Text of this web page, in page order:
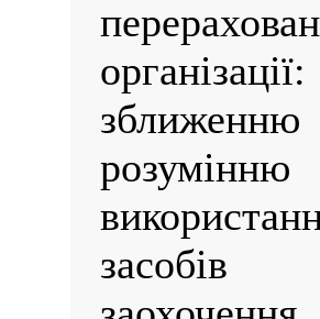
засобів